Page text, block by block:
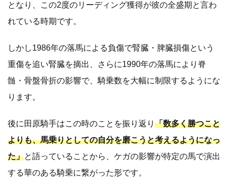
となり、この2度のリーディング獲得が彼の全盛期と言わ
れている時期です。
しかし1986年の落馬による負傷で腎臓・脾臓損傷という
重傷を追い腎臓を摘出、さらに1990年の落馬により脊
髄・骨盤骨折の影響で、騎乗数を大幅に制限するようにな
ります。
後に田原騎手はこの時のことを振り返り 「数多く勝つこと
よりも、馬乗りとしての自分を磨こうと考えるようになっ
た」と語っていることから、ケガの影響が特定の馬で演出
する華のある騎乗に繋がった形です。